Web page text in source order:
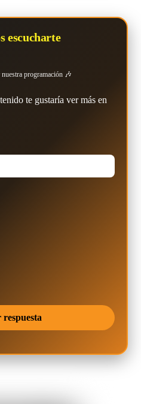
escucharte
programación 🎶
te gustaría ver más en